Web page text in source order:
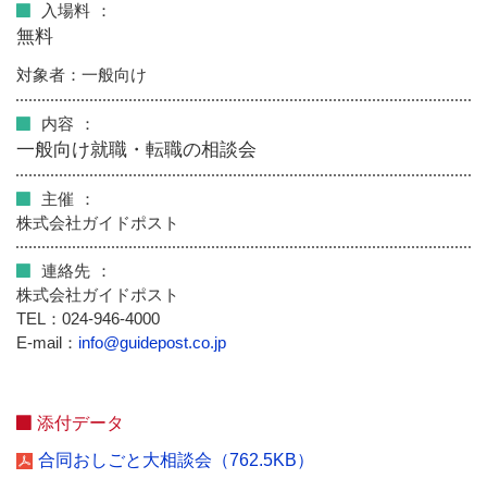
入場料
無料
対象者：一般向け
内容
一般向け就職・転職の相談会
主催
株式会社ガイドポスト
連絡先
株式会社ガイドポスト
TEL：024-946-4000
E-mail： info@guidepost.co.jp
添付データ
合同おしごと大相談会（762.5KB）